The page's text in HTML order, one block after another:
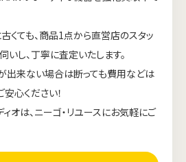
くても、商品1点から直営店のスタッ
し、丁寧に査定いたします。
出来ない場合は断っても費用などは
心ください！
オは、ニーゴ・リユースにお気軽にご